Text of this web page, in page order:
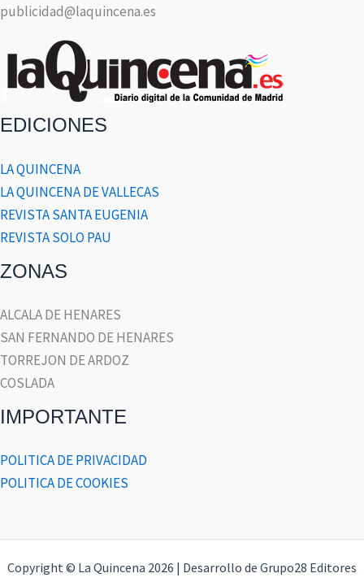
publicidad@laquincena.es
EDICIONES
LA QUINCENA
LA QUINCENA DE VALLECAS
REVISTA SANTA EUGENIA
REVISTA SOLO PAU
ZONAS
ALCALA DE HENARES
SAN FERNANDO DE HENARES
TORREJON DE ARDOZ
COSLADA
IMPORTANTE
POLITICA DE PRIVACIDAD
POLITICA DE COOKIES
Copyright © La Quincena 2026 | Desarrollo de Grupo28 Editores